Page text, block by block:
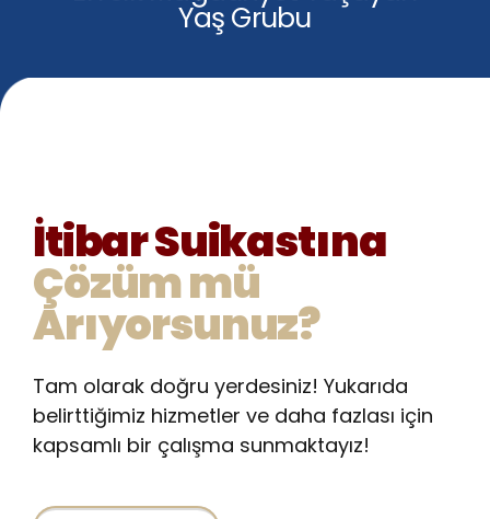
8
9
9
0
9
0
8
Yaş Grubu
İtibar Suikastına
Çözüm mü
Arıyorsunuz?
Tam olarak doğru yerdesiniz! Yukarıda
belirttiğimiz hizmetler ve daha fazlası için
kapsamlı bir çalışma sunmaktayız!